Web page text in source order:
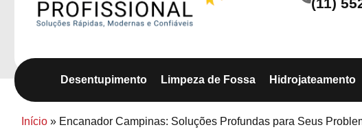
Desentupimento Limpeza de Fossa Hidrojateamento
Início » Encanador Campinas: Soluções Profundas para Seus